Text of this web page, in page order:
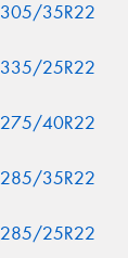
305/35R22
335/25R22
275/40R22
285/35R22
285/25R22